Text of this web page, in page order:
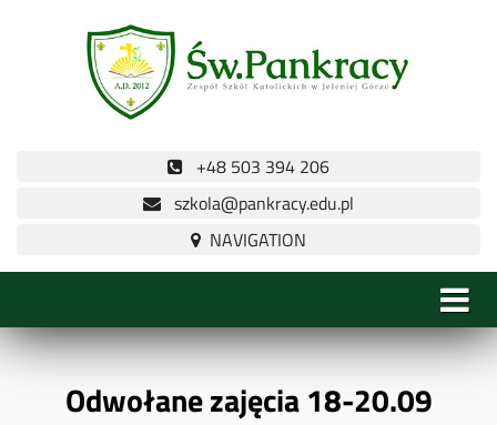
+48 503 394 206
szkola@pankracy.edu.pl
Odwołane zajęcia 18-20.09